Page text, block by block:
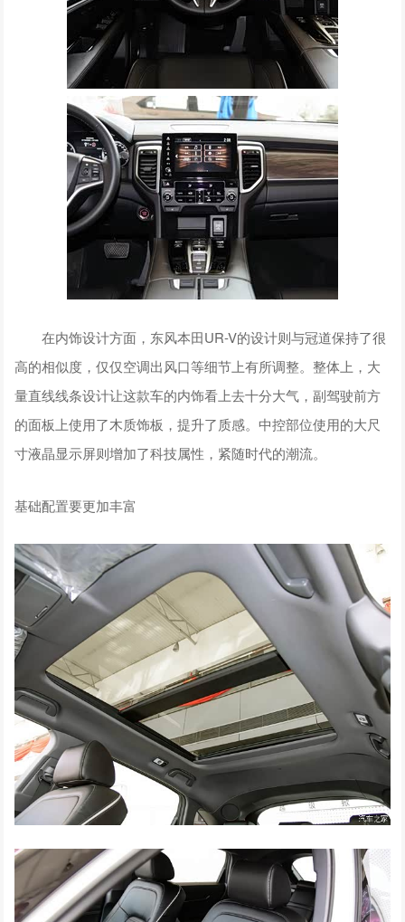
在内饰设计方面，东风本田UR-V的设计则与冠道保持了很
高的相似度，仅仅空调出风口等细节上有所调整。整体上，大
量直线线条设计让这款车的内饰看上去十分大气，副驾驶前方
的面板上使用了木质饰板，提升了质感。中控部位使用的大尺
寸液晶显示屏则增加了科技属性，紧随时代的潮流。
基础配置要更加丰富